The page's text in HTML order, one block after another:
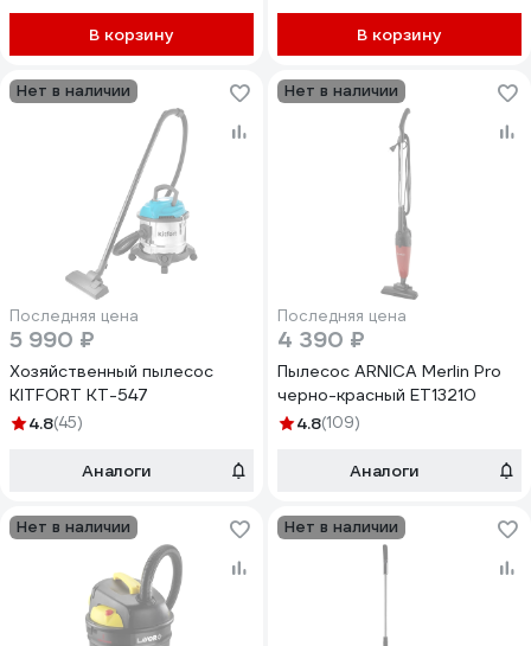
В корзину В корзину
Нет в наличии
Последняя цена
5 990 ₽
Хозяйственный пылесос
KITFORT КТ-547
4.8(45)
Аналоги
Нет в наличии
Последняя цена
4 390 ₽
Пылесос ARNICA Merlin Pro
черно-красный ET13210
4.8(109)
Аналоги
Нет в наличии Нет в наличии